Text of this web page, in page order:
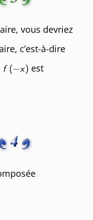
vous devriez
c’est-à-dire
est